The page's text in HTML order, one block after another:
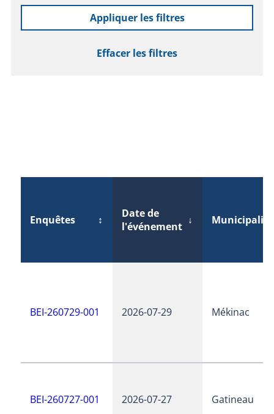
Appliquer les filtres
Effacer les filtres
Enquêtes ↕
Date de
l'événement ↓ Municipalité
BEI-260729-001 2026-07-29 Mékinac
BEI-260727-001 2026-07-27 Gatineau